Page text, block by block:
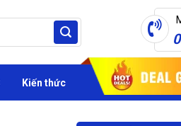
Kiến thức